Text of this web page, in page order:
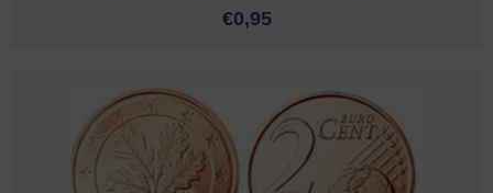
€0,95